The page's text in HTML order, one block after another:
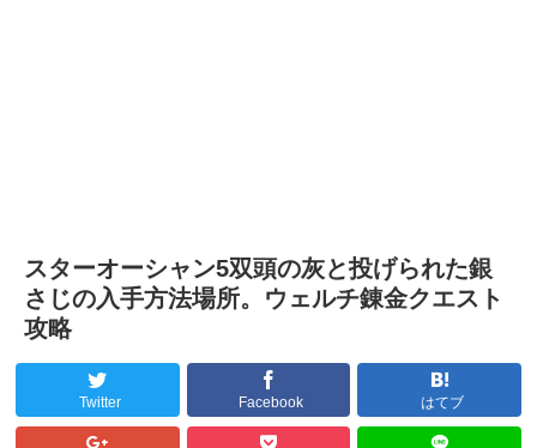
スターオーシャン5双頭の灰と投げられた銀
さじの入手方法場所。ウェルチ錬金クエスト
攻略
Twitter Facebook はてブ